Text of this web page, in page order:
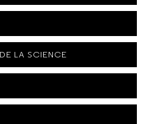
LA SCIENCE